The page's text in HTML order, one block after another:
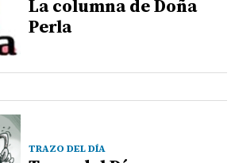
La columna de Doña
Perla
TRAZO DEL DÍA